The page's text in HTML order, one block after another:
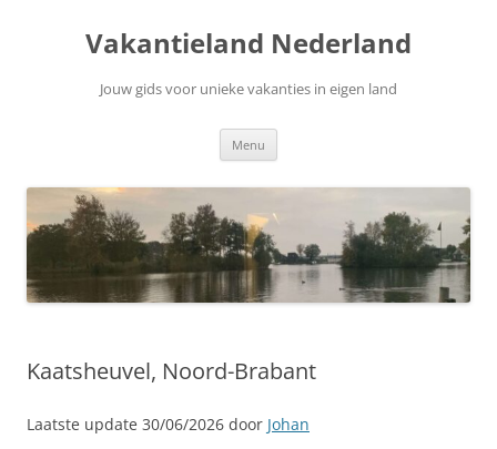
Vakantieland Nederland
Jouw gids voor unieke vakanties in eigen land
Menu
Kaatsheuvel, Noord-Brabant
Laatste update 30/06/2026 door Johan